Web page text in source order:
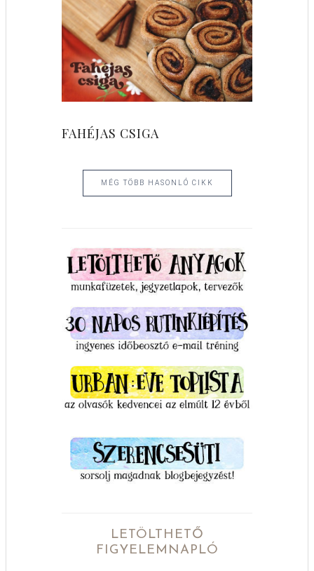
FAHÉJAS CSIGA
MÉG TÖBB HASONLÓ CIKK
LETÖLTHETŐ
FIGYELEMNAPLÓ